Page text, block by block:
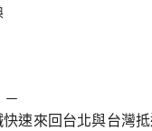
速來回台北與台灣